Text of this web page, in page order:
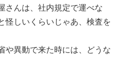
さんは、社内規定で運べな
怪しいくらいじゃあ、検査を
や異動で来た時には、どうな